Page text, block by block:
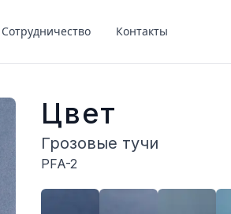
Сотрудничество Контакты
Цвет
Грозовые тучи
PFA-2